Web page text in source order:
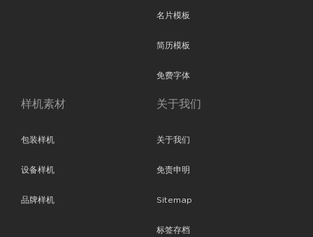
名片模板
简历模板
免费字体
样机素材
包装样机
设备样机
品牌样机
关于我们
关于我们
免责申明
Sitemap
标签存档